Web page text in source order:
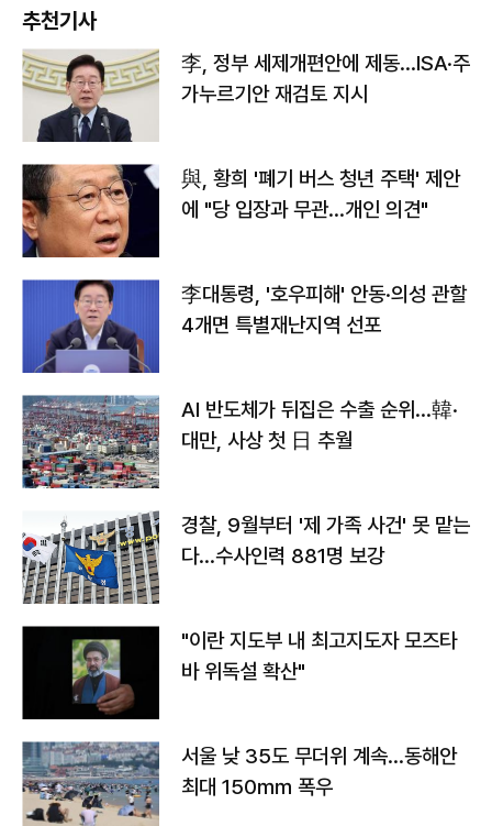
추천기사
李, 정부 세제개편안에 제동…ISA·주
가누르기안 재검토 지시
與, 황희 '폐기 버스 청년 주택' 제안
에 "당 입장과 무관…개인 의견"
李대통령, '호우피해' 안동·의성 관할
4개면 특별재난지역 선포
AI 반도체가 뒤집은 수출 순위…韓·
대만, 사상 첫 日 추월
경찰, 9월부터 '제 가족 사건' 못 맡는
다…수사인력 881명 보강
"이란 지도부 내 최고지도자 모즈타
바 위독설 확산"
서울 낮 35도 무더위 계속…동해안
최대 150㎜ 폭우